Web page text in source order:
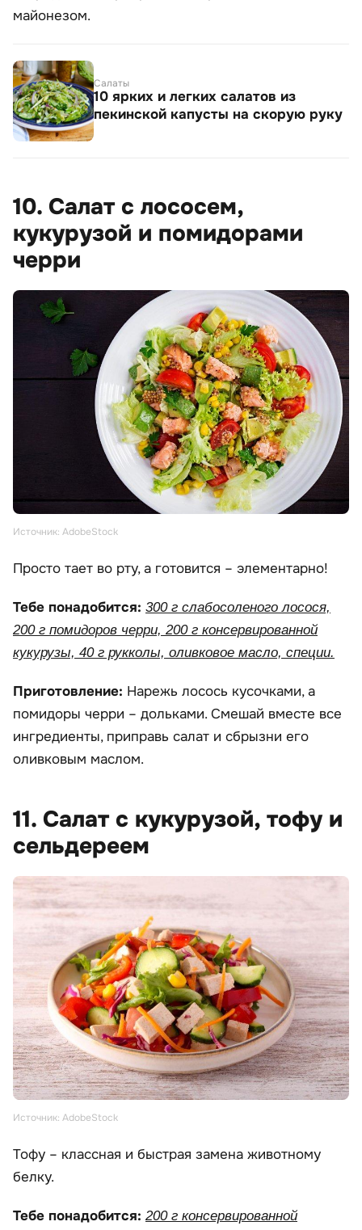
майонезом.
Салаты
10 ярких и легких салатов из
пекинской капусты на скорую руку
10. Салат с лососем,
кукурузой и помидорами
черри
Источник: AdobeStock
Просто тает во рту, а готовится – элементарно!
Тебе понадобится: 300 г слабосоленого лосося,
200 г помидоров черри, 200 г консервированной
кукурузы, 40 г рукколы, оливковое масло, специи.
Приготовление: Нарежь лосось кусочками, а
помидоры черри – дольками. Смешай вместе все
ингредиенты, приправь салат и сбрызни его
оливковым маслом.
11. Салат с кукурузой, тофу и
сельдереем
Источник: AdobeStock
Тофу – классная и быстрая замена животному
белку.
Тебе понадобится: 200 г консервированной